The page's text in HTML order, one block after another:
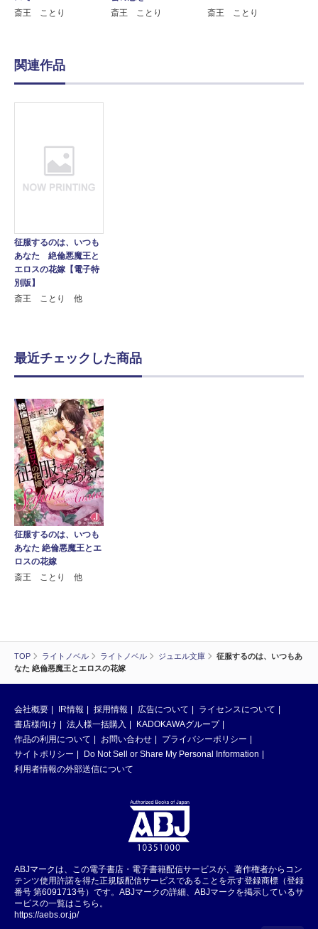
TOP ライトノベル ライトノベル ジュエル文庫
征服するのは、いつもあ
なた 絶倫悪魔王とエロスの花嫁
斎王 ことり
斎王 ことり
斎王 ことり
関連作品
征服するのは、いつも
あなた 絶倫悪魔王と
エロスの花嫁【電子特
別版】
斎王 ことり 他
最近チェックした商品
征服するのは、いつも
あなた 絶倫悪魔王とエ
ロスの花嫁
斎王 ことり 他
会社概要 IR情報 採用情報 広告について
ライセンスについて
書店様向け
法人様一括購入
KADOKAWAグループ
作品の利用について
お問い合わせ
プライバシーポリシー
サイトポリシー
Do Not Sell or Share My Personal Information
利用者情報の外部送信について
ABJマークは、この電子書店・電子書籍配信サービスが、著作権者からコン
テンツ使用許諾を得た正規版配信サービスであることを示す登録商標（登録
番号 第6091713号）です。ABJマークの詳細、ABJマークを掲示しているサ
ービスの一覧はこちら。
https://aebs.or.jp/